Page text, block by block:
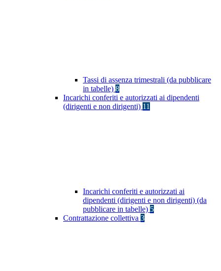
Tassi di assenza trimestrali (da pubblicare
in tabelle) 8
Incarichi conferiti e autorizzati ai dipendenti
(dirigenti e non dirigenti) 11
Incarichi conferiti e autorizzati ai
dipendenti (dirigenti e non dirigenti) (da
pubblicare in tabelle) 5
Contrattazione collettiva 3